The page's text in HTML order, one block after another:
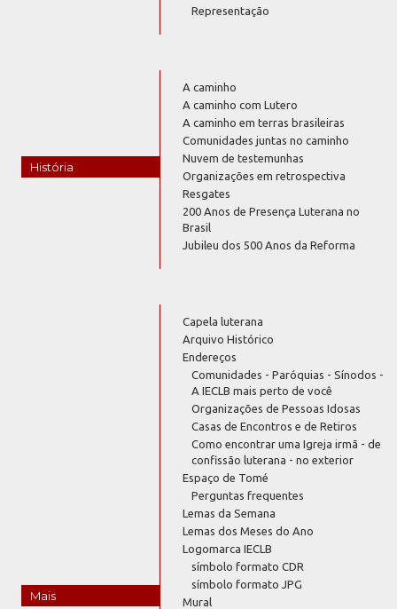
Representação
História
A caminho
A caminho com Lutero
A caminho em terras brasileiras
Comunidades juntas no caminho
Nuvem de testemunhas
Organizações em retrospectiva
Resgates
200 Anos de Presença Luterana no
Brasil
Jubileu dos 500 Anos da Reforma
Mais
Capela luterana
Arquivo Histórico
Endereços
Comunidades - Paróquias - Sínodos -
A IECLB mais perto de você
Organizações de Pessoas Idosas
Casas de Encontros e de Retiros
Como encontrar uma Igreja irmã - de
confissão luterana - no exterior
Espaço de Tomé
Perguntas frequentes
Lemas da Semana
Lemas dos Meses do Ano
Logomarca IECLB
símbolo formato CDR
símbolo formato JPG
Mural